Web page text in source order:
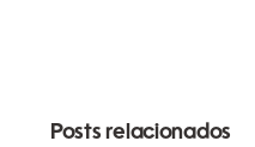
Posts relacionados